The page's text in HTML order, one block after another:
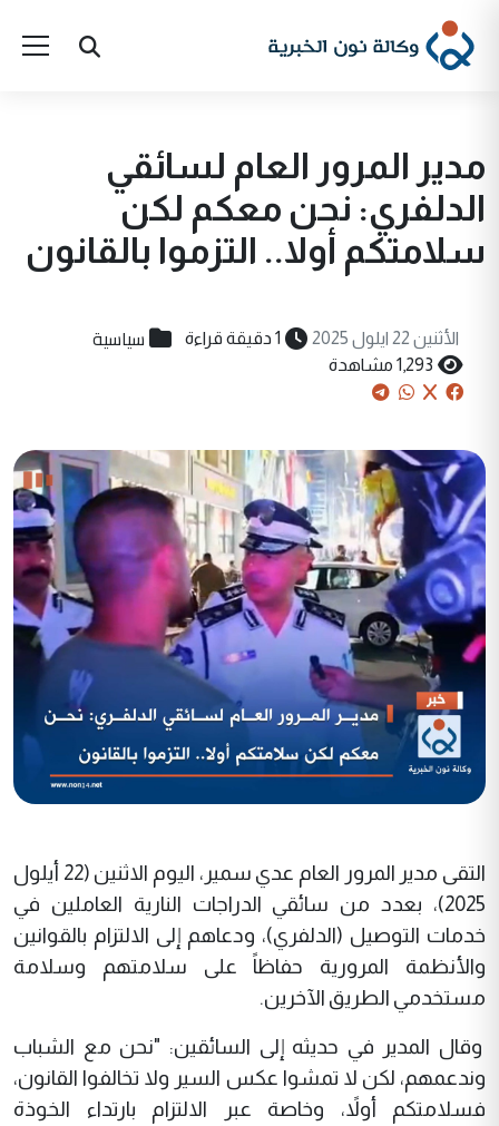
مدير المرور العام لسائقي
الدلفري: نحن معكم لكن
سلامتكم أولا.. التزموا بالقانون
الأثنين 22 ايلول 2025 1 دقيقة قراءة سياسية
1,293 مشاهدة
التقى مدير المرور العام عدي سمير، اليوم الاثنين (22 أيلول
2025)، بعدد من سائقي الدراجات النارية العاملين في
خدمات التوصيل (الدلفري)، ودعاهم إلى الالتزام بالقوانين
والأنظمة المرورية حفاظاً على سلامتهم وسلامة
مستخدمي الطريق الآخرين.
وقال المدير في حديثه إلى السائقين: "نحن مع الشباب
وندعمهم، لكن لا تمشوا عكس السير ولا تخالفوا القانون،
فسلامتكم أولاً، وخاصة عبر الالتزام بارتداء الخوذة